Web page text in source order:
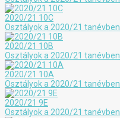
2020/21 10C
Osztályok a 2020/21 tanévben
2020/21 10B
Osztályok a 2020/21 tanévben
2020/21 10A
Osztályok a 2020/21 tanévben
2020/21 9E
Osztályok a 2020/21 tanévben